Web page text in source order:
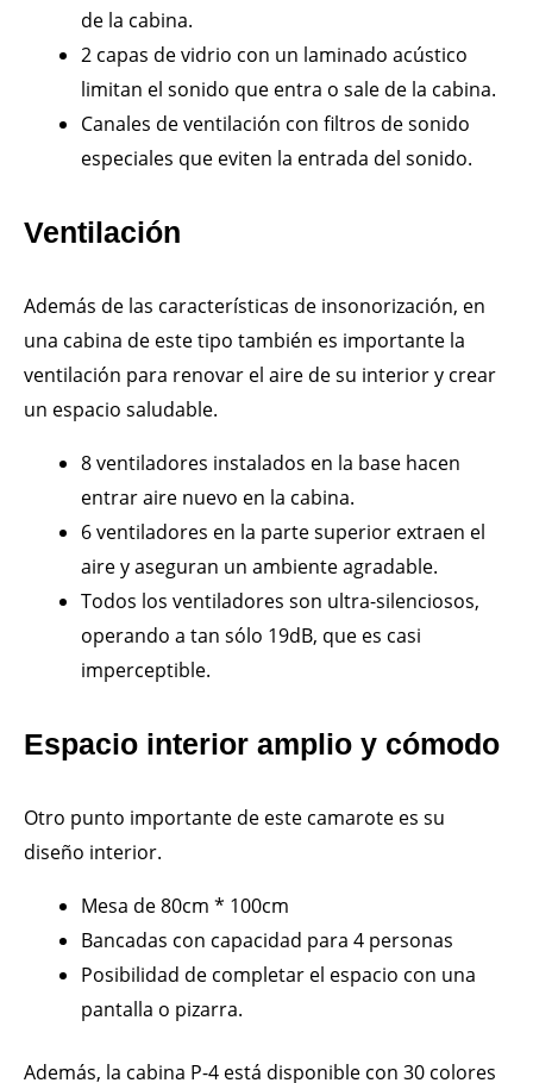
de la cabina.
2 capas de vidrio con un laminado acústico
limitan el sonido que entra o sale de la cabina.
Canales de ventilación con filtros de sonido
especiales que eviten la entrada del sonido.
Ventilación
Además de las características de insonorización, en
una cabina de este tipo también es importante la
ventilación para renovar el aire de su interior y crear
un espacio saludable.
8 ventiladores instalados en la base hacen
entrar aire nuevo en la cabina.
6 ventiladores en la parte superior extraen el
aire y aseguran un ambiente agradable.
Todos los ventiladores son ultra-silenciosos,
operando a tan sólo 19dB, que es casi
imperceptible.
Espacio interior amplio y cómodo
Otro punto importante de este camarote es su
diseño interior.
Mesa de 80cm * 100cm
Bancadas con capacidad para 4 personas
Posibilidad de completar el espacio con una
pantalla o pizarra.
Además, la cabina P-4 está disponible con 30 colores